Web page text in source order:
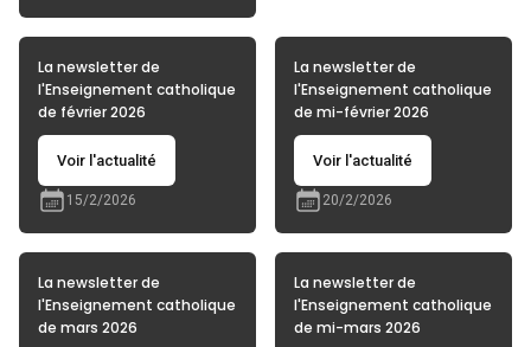
La newsletter de
l'Enseignement catholique
de février 2026
Voir l'actualité
15/2/2026
La newsletter de
l'Enseignement catholique
de mi-février 2026
Voir l'actualité
20/2/2026
La newsletter de
l'Enseignement catholique
de mars 2026
La newsletter de
l'Enseignement catholique
de mi-mars 2026